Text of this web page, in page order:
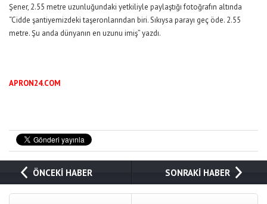
Şener, 2.55 metre uzunluğundaki yetkiliyle paylaştığı fotoğrafın altında
“Cidde şantiyemizdeki taşeronlarından biri. Sıkıysa parayı geç öde. 2.55
metre. Şu anda dünyanın en uzunu imiş” yazdı.
APRON24.COM
ÖNCEKİ HABER SONRAKİ HABER